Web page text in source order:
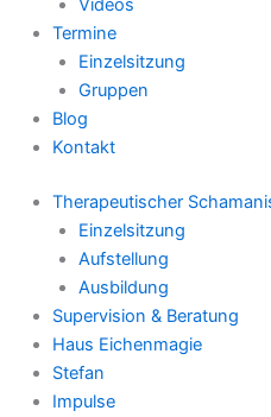
Videos
Termine
Einzelsitzung
Gruppen
Blog
Kontakt
Therapeutischer
Einzelsitzung
Aufstellung
Ausbildung
Supervision & Beratung
Haus Eichenmagie
Stefan
Impulse